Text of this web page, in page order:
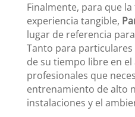
Finalmente, para que
experiencia tangible,
lugar de referencia
Tanto para
de su tiempo libre en
profesionales que
entrenamiento de alto
instalaciones y el